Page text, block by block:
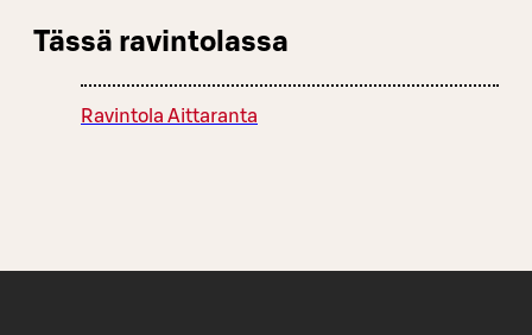
Tässä ravintolassa
Ravintola Aittaranta